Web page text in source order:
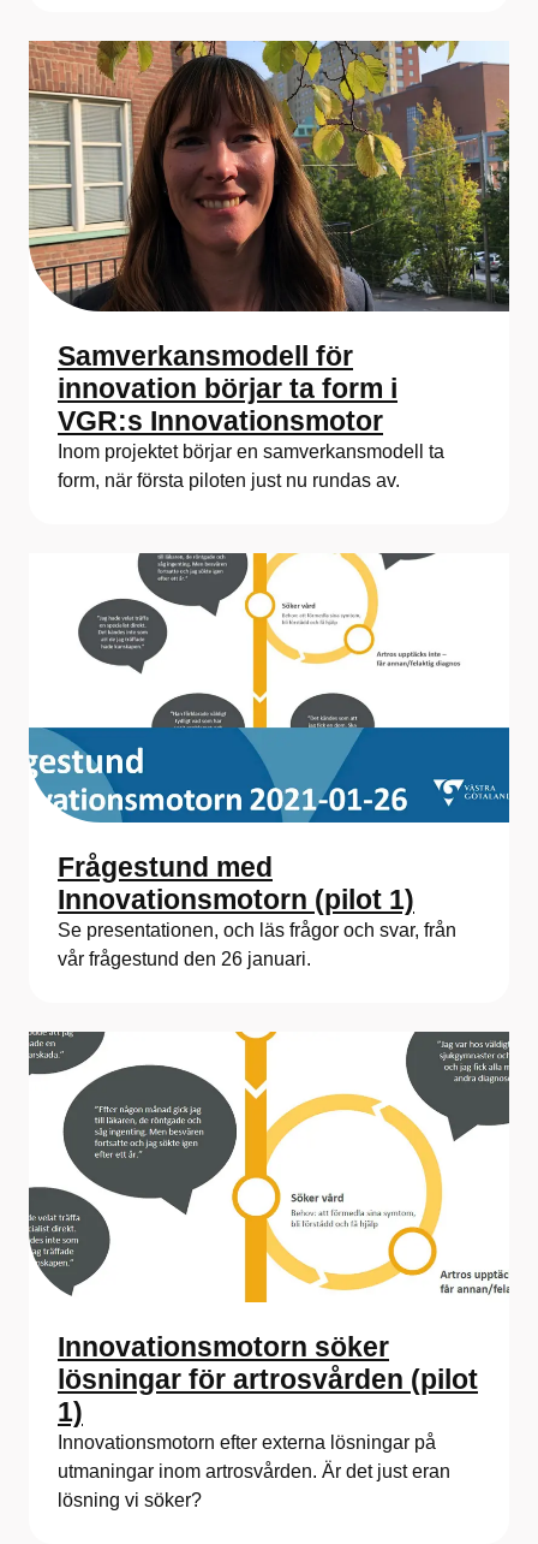
Samverkansmodell för
innovation börjar ta form i
VGR:s Innovationsmotor
Inom projektet börjar en samverkansmodell ta
form, när första piloten just nu rundas av.
Frågestund med
Innovationsmotorn (pilot 1)
Se presentationen, och läs frågor och svar, från
vår frågestund den 26 januari.
Innovationsmotorn söker
lösningar för artrosvården (pilot
1)
Innovationsmotorn efter externa lösningar på
utmaningar inom artrosvården. Är det just eran
lösning vi söker?